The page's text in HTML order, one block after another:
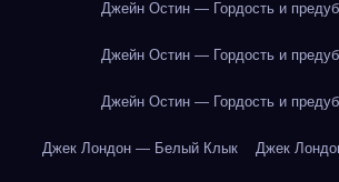
Джейн Остин — Гордость и
Джейн Остин — Гордость и
Джейн Остин — Гордость и
Джек Лондон — Белый Клык Джек